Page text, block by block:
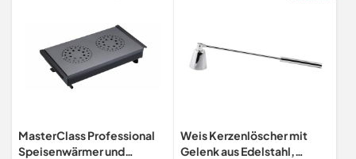
MasterClass Professional
Speisenwärmer und
Weis Kerzenlöscher mit
Gelenk aus Edelstahl,